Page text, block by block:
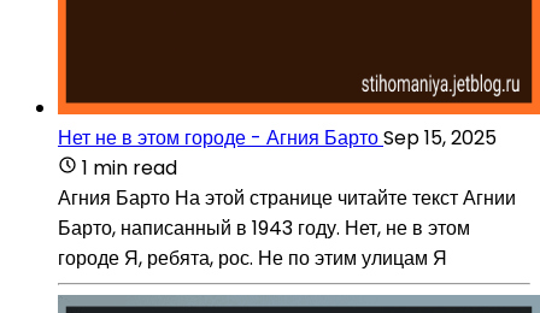
Нет не в этом городе - Агния БартоSep 15, 2025
1 min read
Агния Барто На этой странице читайте текст Агнии
Барто, написанный в 1943 году. Нет, не в этом
городе Я, ребята, рос. Не по этим улицам Я